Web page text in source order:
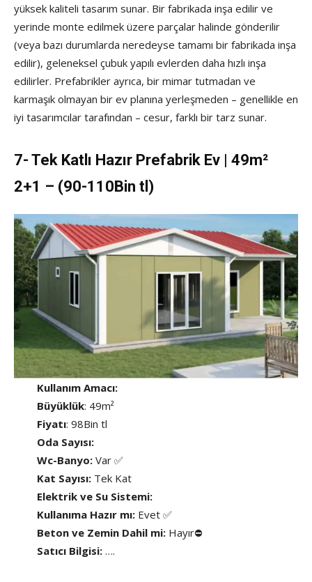
yüksek kaliteli tasarım sunar. Bir fabrikada inşa edilir ve
yerinde monte edilmek üzere parçalar halinde gönderilir
(veya bazı durumlarda neredeyse tamamı bir fabrikada inşa
edilir), geleneksel çubuk yapılı evlerden daha hızlı inşa
edilirler. Prefabrikler ayrıca, bir mimar tutmadan ve
karmaşık olmayan bir ev planına yerleşmeden – genellikle en
iyi tasarımcılar tarafından – cesur, farklı bir tarz sunar.
7- Tek Katlı Hazır Prefabrik Ev | 49m²
2+1 – (90-110Bin tl)
Kullanım Amacı:
Büyüklük: 49m²
Fiyatı: 98Bin tl
Oda Sayısı:
Wc-Banyo:Var ✅
Kat Sayısı:Tek Kat
Elektrik ve Su Sistemi:
Kullanıma Hazır mı:Evet ✅
Beton ve Zemin Dahil mi: Hayır⛔
Satıcı Bilgisi:….